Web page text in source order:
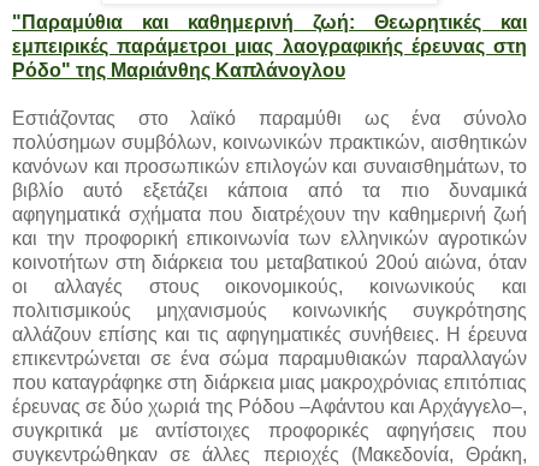
"Παραμύθια και καθημερινή ζωή: Θεωρητικές και
εμπειρικές παράμετροι μιας λαογραφικής έρευνας στη
Ρόδο" της Μαριάνθης Καπλάνογλου
Εστιάζοντας στο λαϊκό παραμύθι ως ένα σύνολο
πολύσημων συμβόλων, κοινωνικών πρακτικών, αισθητικών
κανόνων και προσωπικών επιλογών και συναισθημάτων, το
βιβλίο αυτό εξετάζει κάποια από τα πιο δυναμικά
αφηγηματικά σχήματα που διατρέχουν την καθημερινή ζωή
και την προφορική επικοινωνία των ελληνικών αγροτικών
κοινοτήτων στη διάρκεια του μεταβατικού 20ού αιώνα, όταν
οι αλλαγές στους οικονομικούς, κοινωνικούς και
πολιτισμικούς μηχανισμούς κοινωνικής συγκρότησης
αλλάζουν επίσης και τις αφηγηματικές συνήθειες. Η έρευνα
επικεντρώνεται σε ένα σώμα παραμυθιακών παραλλαγών
που καταγράφηκε στη διάρκεια μιας μακροχρόνιας επιτόπιας
έρευνας σε δύο χωριά της Ρόδου –Αφάντου και Αρχάγγελο–,
συγκριτικά με αντίστοιχες προφορικές αφηγήσεις που
συγκεντρώθηκαν σε άλλες περιοχές (Μακεδονία, Θράκη,